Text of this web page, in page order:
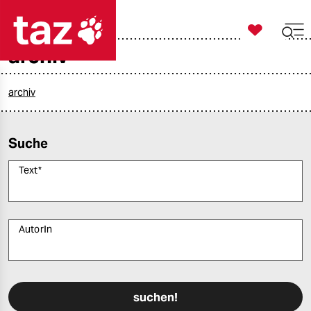
politik
gesellschaft
sport

taz zahl ich
archiv
archiv
Suche
Text*
AutorIn